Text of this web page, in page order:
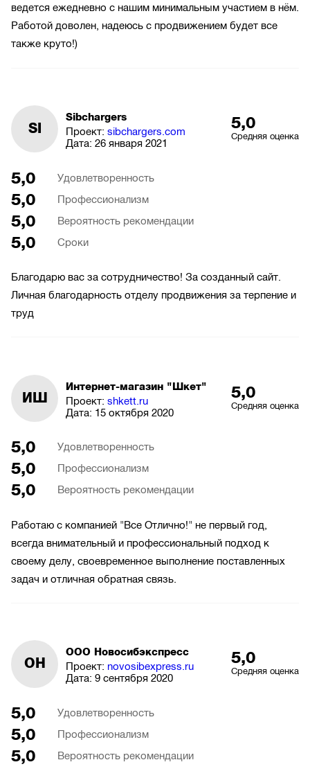
ведется ежедневно с нашим минимальным участием в нём.
Работой доволен, надеюсь с продвижением будет все
также круто!)
SI
Sibchargers
Проект: sibchargers.com
Дата: 26 января 2021
5,0
Средняя оценка
5,0 Удовлетворенность
5,0 Профессионализм
5,0 Вероятность рекомендации
5,0 Сроки
Благодарю вас за сотрудничество! За созданный сайт.
Личная благодарность отделу продвижения за терпение и
труд
ИШ
Интернет-магазин "Шкет"
Проект: shkett.ru
Дата: 15 октября 2020
5,0
Средняя оценка
5,0 Удовлетворенность
5,0 Профессионализм
5,0 Вероятность рекомендации
Работаю с компанией "Все Отлично!" не первый год,
всегда внимательный и профессиональный подход к
своему делу, своевременное выполнение поставленных
задач и отличная обратная связь.
ОН
ООО Новосибэкспресс
Проект: novosibexpress.ru
Дата: 9 сентября 2020
5,0
Средняя оценка
5,0 Удовлетворенность
5,0 Профессионализм
5,0 Вероятность рекомендации